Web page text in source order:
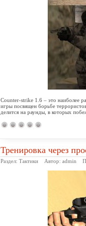
Counter-strike 1.6 – это наиболее
игры посвящен борьбе
делится на раунды, в которых
Тренировка через
Раздел: Тактики Автор: admin